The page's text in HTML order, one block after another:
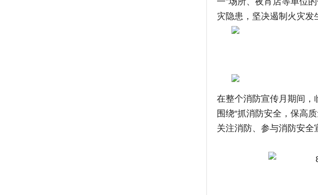
灾隐患，坚决遏制火灾发
在整个消防宣传月期间，
围绕“抓消防安全，保高
关注消防、参与消防安全